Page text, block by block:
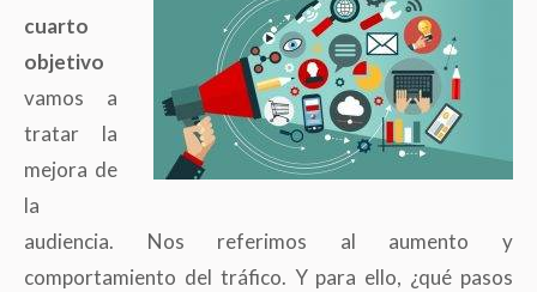
cuarto
objetivo
vamos a
tratar la
mejora de
la
audiencia. Nos referimos al aumento y
comportamiento del tráfico. Y para ello, ¿qué pasos